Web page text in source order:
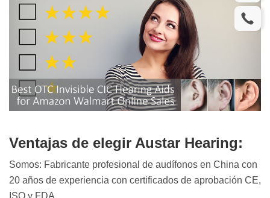
Ventajas de elegir Austar Hearing:
Somos: Fabricante profesional de audífonos en China con
20 años de experiencia con certificados de aprobación CE,
ISO y FDA.